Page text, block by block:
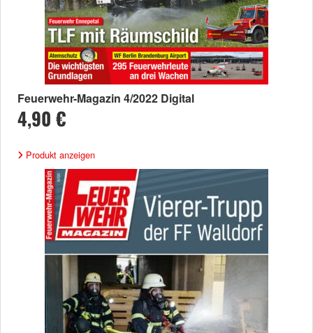
Feuerwehr-Magazin 4/2022 Digital
4,90 €
Produkt anzeigen